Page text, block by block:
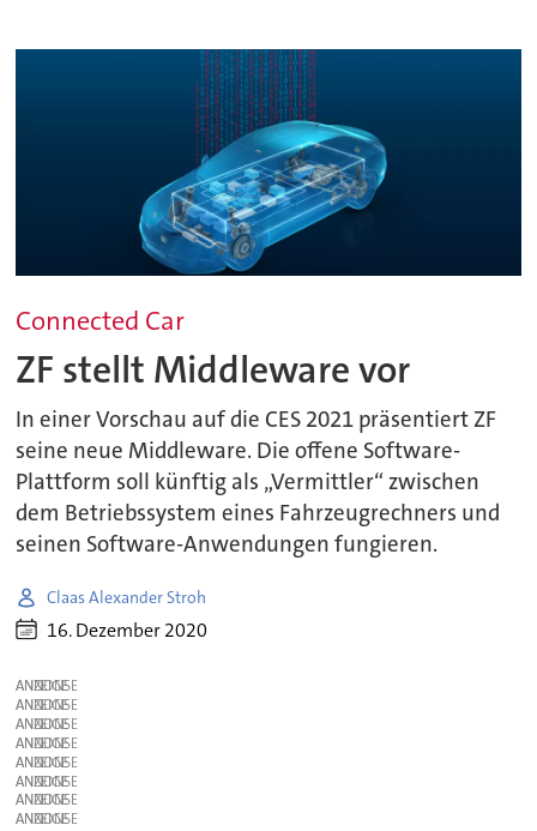
Connected Car
ZF stellt Middleware vor
In einer Vorschau auf die CES 2021 präsentiert ZF
seine neue Middleware. Die offene Software-
Plattform soll künftig als „Vermittler“ zwischen
dem Betriebssystem eines Fahrzeugrechners und
seinen Software-Anwendungen fungieren.
Claas Alexander Stroh
16. Dezember 2020
ANZEIGE
ANZEIGE
ANZEIGE
ANZEIGE
ANZEIGE
ANZEIGE
ANZEIGE
ANZEIGE